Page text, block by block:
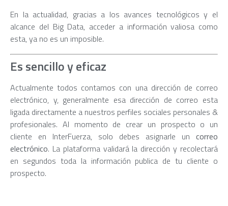
En la actualidad, gracias a los avances tecnológicos y el
alcance del Big Data, acceder a información valiosa como
esta, ya no es un imposible.
Es sencillo y eficaz
Actualmente todos contamos con una dirección de correo
electrónico, y, generalmente esa dirección de correo esta
ligada directamente a nuestros perfiles sociales personales &
profesionales. Al momento de crear un prospecto o un
cliente en InterFuerza, solo debes asignarle un correo
electrónico. La plataforma validará la dirección y recolectará
en segundos toda la información publica de tu cliente o
prospecto.